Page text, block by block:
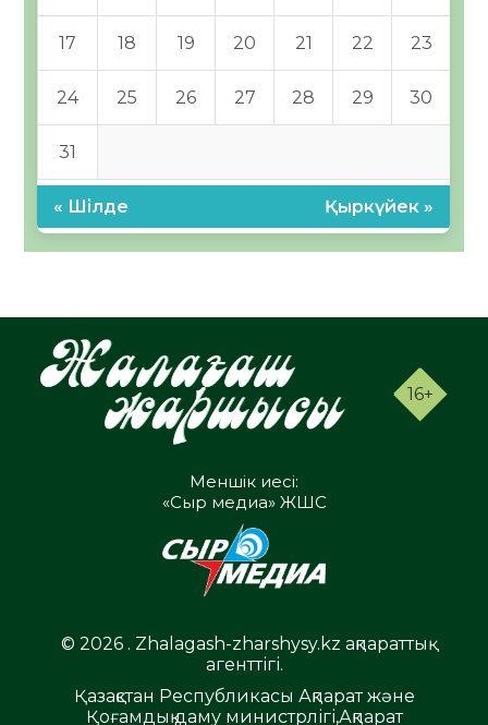
17 18 19 20 21 22 23
24 25 26 27 28 29 30
31
« Шілде Қыркүйек »
16+
Меншік иесі:
«Сыр медиа» ЖШС
© 2026 . Zhalagash-zharshysy.kz ақпараттық
агенттігі.
Қазақстан Республикасы Ақпарат және
Қоғамдық даму министрлігі,Ақпарат